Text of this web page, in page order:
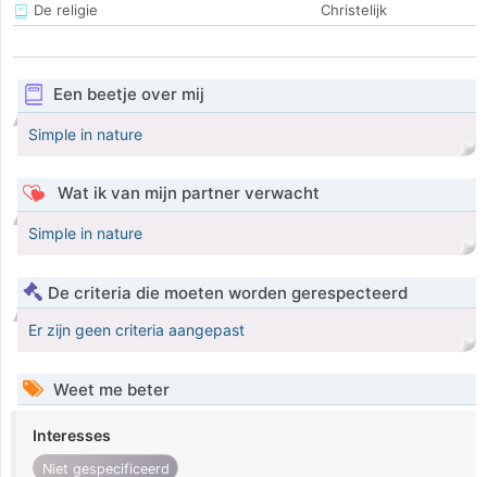
De religie
Christelijk
Een beetje over mij
Simple in nature
Wat ik van mijn partner verwacht
Simple in nature
De criteria die moeten worden gerespecteerd
Er zijn geen criteria aangepast
Weet me beter
Interesses
Niet gespecificeerd